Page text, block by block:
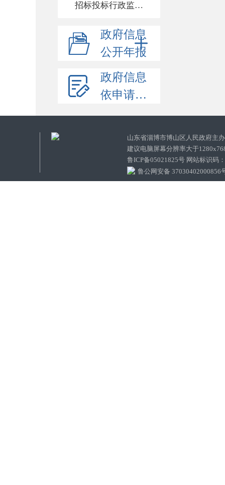
招标投标行政监督责任清单
政府信息
公开年报
政府信息
依申请公开
山东省淄博市博山区人民政府
建议电脑屏幕分辨率大于
鲁ICP备05021825号 网站标识码
鲁公网安备 37030402000856